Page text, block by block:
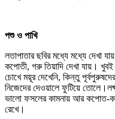
পশু ও পাখি
লতাপাতার ছবির মধ্যে মধ্যে দেখা
কপোতী, গরু তিয়াদি দেখা যায়।
চোখে ময়ূর দেখেনি, কিন্তু
নিজেদের দেওয়ালে ফুটিয়ে
ভালো ফসলের কামনায় আর কপোত-
রেখে।